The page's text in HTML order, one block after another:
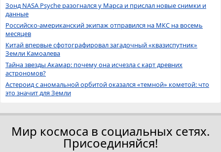
Зонд NASA Psyche разогнался у Марса и прислал новые снимки и
данные
Российско-американский экипаж отправился на МКС на восемь
месяцев
Китай впервые сфотографировал загадочный «квазиспутник»
Земли Камоалева
Тайна звезды Акамар: почему она исчезла с карт древних
астрономов?
Астероид с аномальной орбитой оказался «темной» кометой: что
это значит для Земли
Мир космоса в социальных сетях.
Присоединяйся!